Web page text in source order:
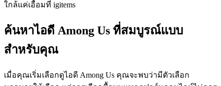
ใกล้แค่เอื้อมที่ igitems
ค้นหาไอดี Among Us ที่สมบูรณ์แบบ
สำหรับคุณ
เมื่อคุณเริ่มเลือกดูไอดี Among Us คุณจะพบว่ามีตัวเลือก